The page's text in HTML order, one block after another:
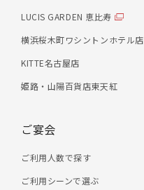
LUCIS GARDEN 恵比寿
横浜桜木町ワシントンホテル店
KITTE名古屋店
姫路・山陽百貨店東天紅
ご宴会
ご利用人数で探す
ご利用シーンで選ぶ